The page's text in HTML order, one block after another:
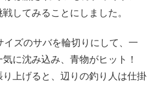
してみることにしました。
ズのサバを輪切りにして、一
に沈み込み、青物がヒット！
り上げると、辺りの釣り人は仕掛